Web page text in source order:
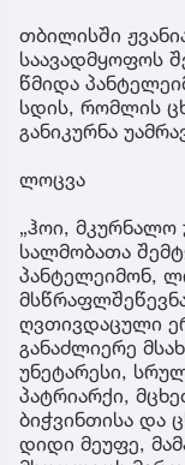
თბილისში
საავადმყოფოს
წმიდა
სდის, რომლის
განიკურნა
ლოცვა
„ჰოი,
სალმობათა
პანტელეიმონ,
ღვთივდაცული
განაძლიერე
უნეტარესი,
პატრიარქი,
ბიჭვინთისა და
დიდი მეუფე,